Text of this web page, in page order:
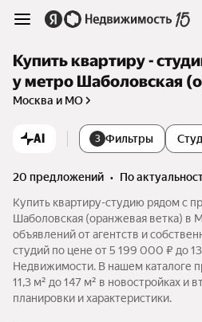
Купить квартиру -
у метро Шаболовская
Москва и МО
AI 3 Фильтры
20 предложений •
по
Купить квартиру-студию рядом с
Шаболовская (оранжевая ветка)
объявлений от агентств и
студий по цене от 5 199 000 ₽ до
Недвижимости. В нашем каталоге
11,3 м² до 147 м² в новостройках
планировки и характеристики.